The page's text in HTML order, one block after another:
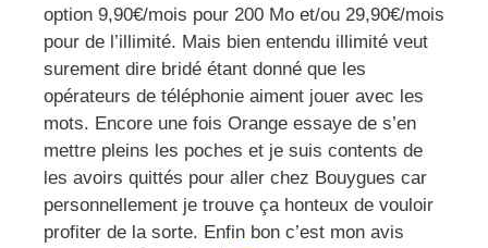
option 9,90€/mois pour 200 Mo et/ou 29,90€/mois
pour de l’illimité. Mais bien entendu illimité veut
surement dire bridé étant donné que les
opérateurs de téléphonie aiment jouer avec les
mots. Encore une fois Orange essaye de s’en
mettre pleins les poches et je suis contents de
les avoirs quittés pour aller chez Bouygues car
personnellement je trouve ça honteux de vouloir
profiter de la sorte. Enfin bon c’est mon avis